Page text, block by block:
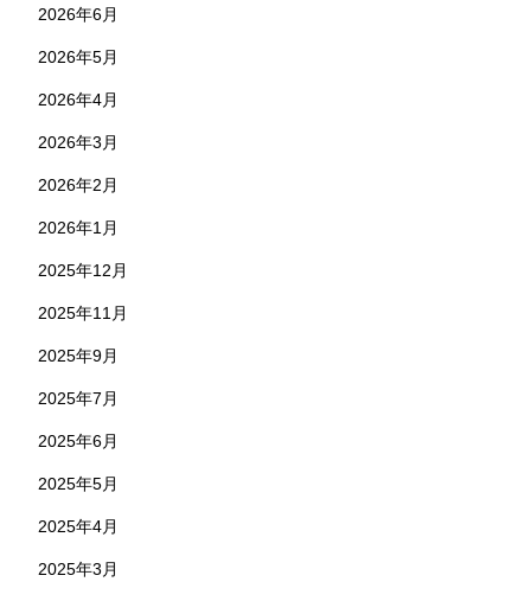
2026年6月
2026年5月
2026年4月
2026年3月
2026年2月
2026年1月
2025年12月
2025年11月
2025年9月
2025年7月
2025年6月
2025年5月
2025年4月
2025年3月